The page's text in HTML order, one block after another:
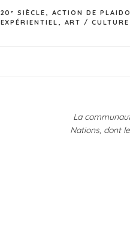
ÉTIQUETTES
20ᵉ SIÈCLE , ACTION DE
EXPÉRIENTIEL , ART / CULTURE
La
Nations, dont